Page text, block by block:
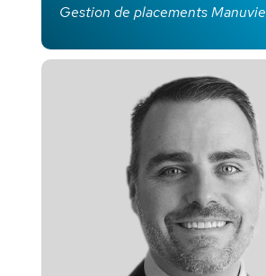
Gestion de placements Manuvie